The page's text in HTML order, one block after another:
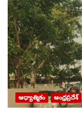
ఆధ్యాత్మికం ఆంధ్రప్రదేశ్